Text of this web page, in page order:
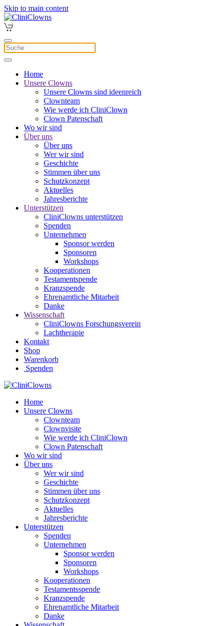
Skip to main content
Home
Unsere Clowns
Unsere Clowns sind ideenreich
Clownteam
Wie werde ich CliniClown
Clown Patenschaft
Wo wir sind
Über uns
Über uns
Wer wir sind
Geschichte
Stimmen über uns
Schutzkonzept
Aktuelles
Jahresberichte
Unterstützen
CliniClowns unterstützen
Spenden
Unternehmen
Sponsor werden
Sponsoren
Workshops
Kooperationen
Testamentspende
Kranzspende
Ehrenamtliche Mitarbeit
Danke
Wissenschaft
CliniClowns Forschungsverein
Lachtherapie
Kontakt
Shop
Warenkorb
Spenden
Home
Unsere Clowns
Clownteam
Clownvisite
Wie werde ich CliniClown
Clown Patenschaft
Wo wir sind
Über uns
Wer wir sind
Geschichte
Stimmen über uns
Schutzkonzept
Aktuelles
Jahresberichte
Unterstützen
Spenden
Unternehmen
Sponsor werden
Sponsoren
Workshops
Kooperationen
Testamentsspende
Kranzspende
Ehrenamtliche Mitarbeit
Danke